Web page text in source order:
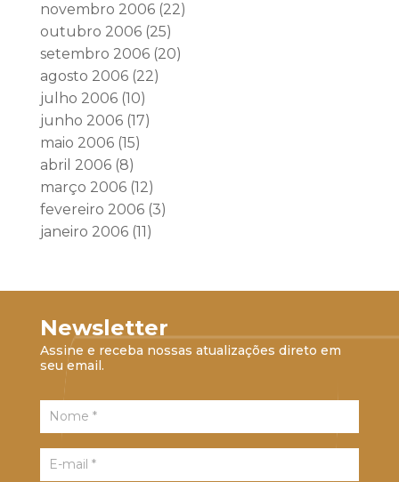
novembro 2006(22)
outubro 2006(25)
setembro 2006(20)
agosto 2006(22)
julho 2006(10)
junho 2006(17)
maio 2006(15)
abril 2006(8)
março 2006(12)
fevereiro 2006(3)
janeiro 2006(11)
Newsletter
Assine e receba nossas atualizações direto em
seu email.